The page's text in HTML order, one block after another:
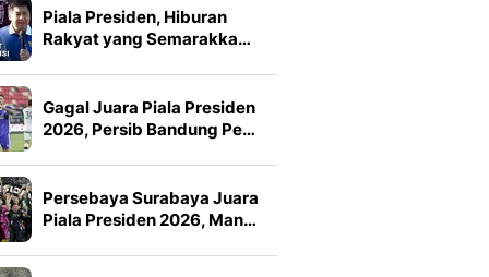
Piala Presiden, Hiburan
Rakyat yang Semarakka…
Gagal Juara Piala Presiden
2026, Persib Bandung Pe…
Persebaya Surabaya Juara
Piala Presiden 2026, Man…